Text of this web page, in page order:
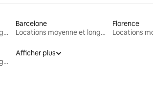
Locations moyenne et longue durée
Barcelone
Locations moyenne et longue durée
Florence
Locations moyenne et longue durée
Afficher plus